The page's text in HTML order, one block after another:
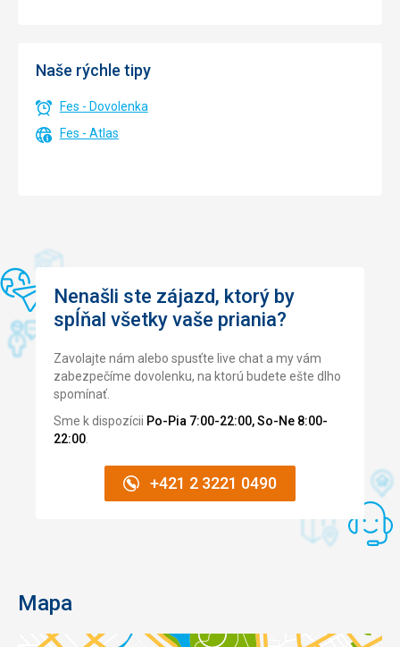
Naše rýchle tipy
Fes - Dovolenka
Fes - Atlas
Nenašli ste zájazd, ktorý by
spĺňal všetky vaše priania?
Zavolajte nám alebo spusťte live chat a my vám
zabezpečíme dovolenku, na ktorú budete ešte dlho
spomínať.
Sme k dispozícii Po-Pia 7:00-22:00, So-Ne 8:00-
22:00
+421 2 3221 0490
Mapa